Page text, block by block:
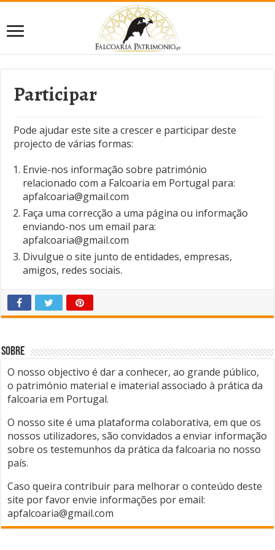
Participar
Pode ajudar este site a crescer e participar deste
projecto de várias formas:
Envie-nos informação sobre património
relacionado com a Falcoaria em Portugal para:
apfalcoaria@gmail.com
Faça uma correcção a uma página ou informação
enviando-nos um email para:
apfalcoaria@gmail.com
Divulgue o site junto de entidades, empresas,
amigos, redes sociais.
Sobre
O nosso objectivo é dar a conhecer, ao grande público,
o património material e imaterial associado à prática da
falcoaria em Portugal.
O nosso site é uma plataforma colaborativa, em que os
nossos utilizadores, são convidados a enviar informação
sobre os testemunhos da prática da falcoaria no nosso
país.
Caso queira contribuir para melhorar o conteúdo deste
site por favor envie informações por email:
apfalcoaria@gmail.com